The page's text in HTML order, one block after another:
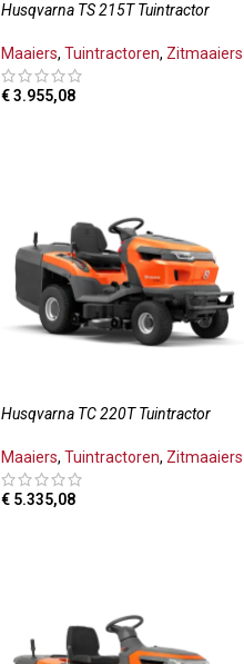
Husqvarna TS 215T Tuintractor
Maaiers, Tuintractoren, Zitmaaiers
€3.955,08
Husqvarna TC 220T Tuintractor
Maaiers, Tuintractoren, Zitmaaiers
€ 5.335,08